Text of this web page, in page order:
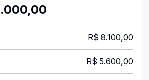
R$ 8.100,00
R$ 5.600,00